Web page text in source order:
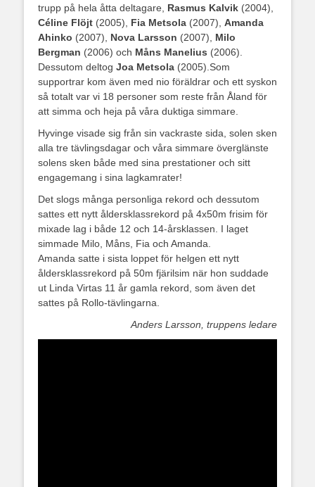
trupp på hela åtta deltagare, Rasmus Kalvik (2004),
Céline Flöjt (2005), Fia Metsola (2007), Amanda
Ahinko (2007), Nova Larsson (2007), Milo
Bergman (2006) och Måns Manelius (2006).
Dessutom deltog Joa Metsola (2005).Som
supportrar kom även med nio föräldrar och ett syskon
så totalt var vi 18 personer som reste från Åland för
att simma och heja på våra duktiga simmare.
Hyvinge visade sig från sin vackraste sida, solen sken
alla tre tävlingsdagar och våra simmare överglänste
solens sken både med sina prestationer och sitt
engagemang i sina lagkamrater!
Det slogs många personliga rekord och dessutom
sattes ett nytt åldersklassrekord på 4x50m frisim för
mixade lag i både 12 och 14-årsklassen. I laget
simmade Milo, Måns, Fia och Amanda.
Amanda satte i sista loppet för helgen ett nytt
åldersklassrekord på 50m fjärilsim när hon suddade
ut Linda Virtas 11 år gamla rekord, som även det
sattes på Rollo-tävlingarna.
Anders Larsson, truppens ledare